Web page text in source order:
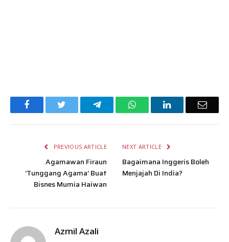
Facebook TelegramWhatsAppLinkedIn Email
PREVIOUS ARTICLE
Agamawan Firaun
‘Tunggang Agama’ Buat
Bisnes Mumia Haiwan
NEXT ARTICLE
Bagaimana Inggeris Boleh
Menjajah Di India?
Azmil Azali